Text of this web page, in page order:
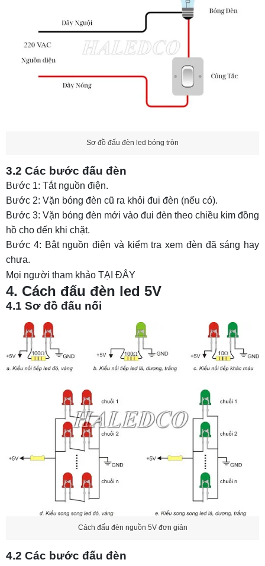
Sơ đồ đấu đèn led bóng tròn
3.2 Các bước đấu đèn
Bước 1: Tắt nguồn điện.
Bước 2: Vặn bóng đèn cũ ra khỏi đui đèn (nếu có).
Bước 3: Vặn bóng đèn mới vào đui đèn theo chiều kim đồng
hồ cho đến khi chặt.
Bước 4: Bật nguồn điện và kiểm tra xem đèn đã sáng hay
chưa.
Mọi người tham khảo TẠI ĐÂY
4. Cách đấu đèn led 5V
4.1 Sơ đồ đấu nối
Cách đấu đèn nguồn 5V đơn giản
4.2 Các bước đấu đèn